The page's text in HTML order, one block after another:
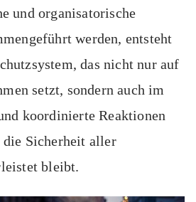
und organisatorische
werden, entsteht
das nicht nur auf
setzt, sondern auch im
koordinierte Reaktionen
die Sicherheit aller
bleibt.